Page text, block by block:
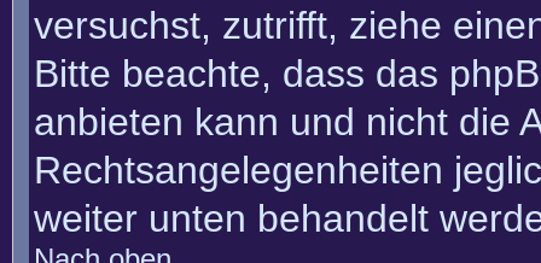
versuchst, zutrifft, ziehe
Bitte beachte, dass das
anbieten kann und nicht die
Rechtsangelegenheiten
weiter unten behandelt